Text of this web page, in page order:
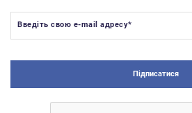
Введіть свою e-mail адресу*
Підписатися